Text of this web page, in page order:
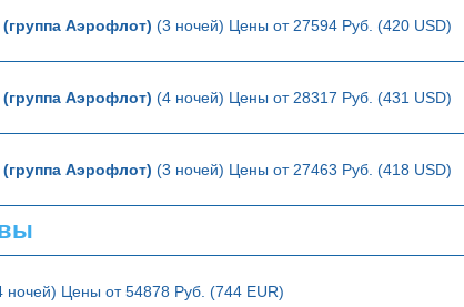
Аэрофлот) (3 ночей) Цены от 27594 Руб. (420 USD)
Аэрофлот) (4 ночей) Цены от 28317 Руб. (431 USD)
Аэрофлот) (3 ночей) Цены от 27463 Руб. (418 USD)
ночей) Цены от 54878 Руб. (744 EUR)